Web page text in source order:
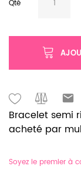
Qté
Bracelet semi
acheté par
Soyez le premier à